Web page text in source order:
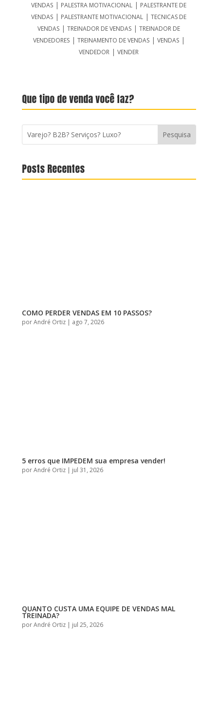
VENDAS | PALESTRA MOTIVACIONAL | PALESTRANTE DE
VENDAS | PALESTRANTE MOTIVACIONAL |TECNICAS DE
VENDAS |TREINADOR DE VENDAS |TREINADOR DE
VENDEDORES| TREINAMENTO DE VENDAS| VENDAS|
VENDEDOR |VENDER
Que tipo de venda você faz?
Posts Recentes
COMO PERDER VENDAS EM 10 PASSOS?
porAndré Ortiz| ago 7, 2026
5 erros que IMPEDEM sua empresa vender!
porAndré Ortiz| jul 31, 2026
QUANTO CUSTA UMA EQUIPE DE VENDAS MAL
TREINADA?
porAndré Ortiz| jul 25, 2026